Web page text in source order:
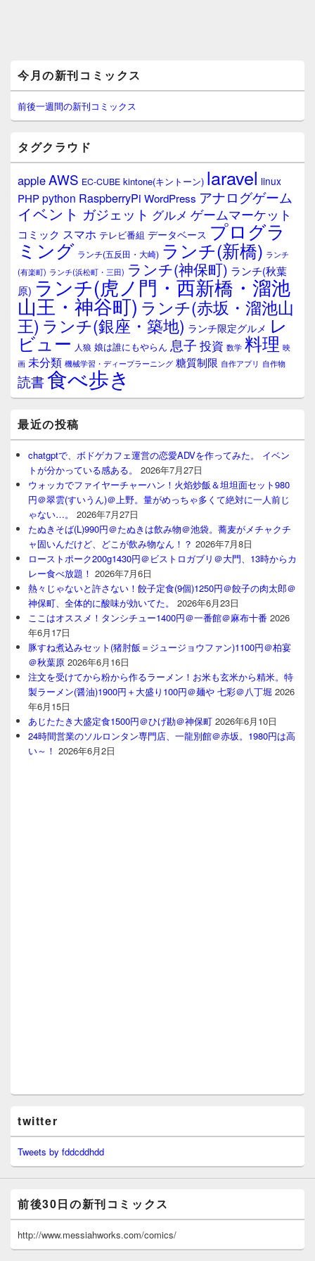
イ
ン
サ
イ
ウ
ィ
ジ
ェ
ア
今月の新刊コミックス
前後一週間の新刊コミックス
タグクラウド
appleAWS EC-CUBE kintone(キントーン) laravel linux
PHPpython RaspberryPi WordPress アナログゲーム
イベント ガジェット グルメ ゲームマーケット
コミック スマホ テレビ番組 データベース プログラ
ミング ランチ(五反田・大崎) ランチ(新橋) ランチ
(有楽町) ランチ(浜松町・三田) ランチ(神保町) ランチ(秋葉
原) ランチ(虎ノ門・西新橋・溜池
山王・神谷町) ランチ(赤坂・溜池山
王) ランチ(銀座・築地) ランチ限定グルメ レ
ビュー 人狼 娘は誰にもやらん 息子 投資 数学 料理 映
画 未分類 機械学習・ディープラーニング 糖質制限 自作アプリ 自作物
読書食べ歩き
最近の投稿
chatgptで、ボドゲカフェ運営の恋愛ADVを作ってみた。 イベン
トが分かっている感ある。
2026年7月27日
ウォッカでファイヤーチャーハン！火焰炒飯＆坦坦面セット980
円＠翠雲(すいうん)＠上野。量がめっちゃ多くて絶対に一人前じ
ゃない…。
2026年7月27日
たぬきそば(L)990円＠たぬきは飲み物＠池袋。蕎麦がメチャクチ
ャ固いんだけど、どこが飲み物なん！？ 2026年7月8日
ローストポーク200g1430円＠ビストロガブリ＠大門、13時からカ
レー食べ放題！ 2026年7月6日
熱々じゃないと許さない！餃子定食(9個)1250円＠餃子の肉太郎＠
神保町、全体的に酸味が効いてた。
2026年6月23日
ここはオススメ！タンシチュー1400円＠一番館＠麻布十番 2026
年6月17日
豚すね煮込みセット(猪肘飯＝ジュージョウファン)1100円＠柏宴
＠秋葉原 2026年6月16日
注文を受けてから粉から作るラーメン！お米も玄米から精米。特
製ラーメン(醤油)1900円＋大盛り100円＠麺や 七彩＠八丁堀 2026
年6月15日
あじたたき大盛定食1500円＠ひげ勘＠神保町 2026年6月10日
24時間営業のソルロンタン専門店、一龍別館＠赤坂。1980円は高
い～！ 2026年6月2日
twitter
Tweets by fddcddhdd
前後30日の新刊コミックス
http://www.messiahworks.com/comics/